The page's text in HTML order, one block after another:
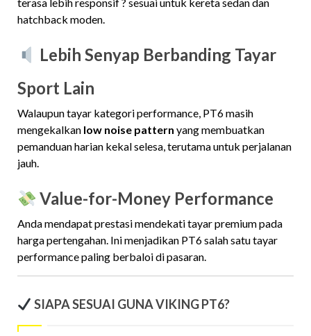
terasa lebih responsif ? sesuai untuk kereta sedan dan
hatchback moden.
Lebih Senyap Berbanding Tayar
Sport Lain
Walaupun tayar kategori performance, PT6 masih
mengekalkan low noise pattern yang membuatkan
pemanduan harian kekal selesa, terutama untuk perjalanan
jauh.
Value-for-Money Performance
Anda mendapat prestasi mendekati tayar premium pada
harga pertengahan. Ini menjadikan PT6 salah satu tayar
performance paling berbaloi di pasaran.
SIAPA SESUAI GUNA VIKING PT6?